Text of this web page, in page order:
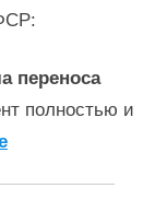
переноса
полностью и